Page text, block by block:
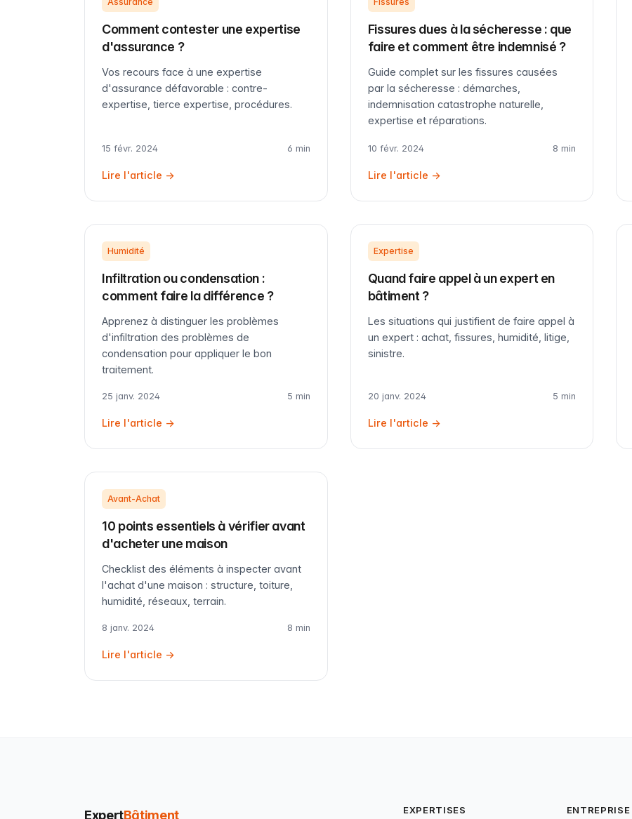
Comment contester une expertise
d'assurance ?
Vos recours face à une expertise
d'assurance défavorable : contre-
expertise, tierce expertise, procédures.
15 févr. 2024 6 min
Lire l'article →
Fissures dues à la sécheresse : que
faire et comment être indemnisé ?
Guide complet sur les fissures causées
par la sécheresse : démarches,
indemnisation catastrophe naturelle,
expertise et réparations.
10 févr. 2024 8 min
Lire l'article →
Humidité
Infiltration ou condensation :
comment faire la différence ?
Apprenez à distinguer les problèmes
d'infiltration des problèmes de
condensation pour appliquer le bon
traitement.
25 janv. 2024 5 min
Lire l'article →
Expertise
Quand faire appel à un expert en
bâtiment ?
Les situations qui justifient de faire appel à
un expert : achat, fissures, humidité, litige,
sinistre.
20 janv. 2024 5 min
Lire l'article →
Avant-Achat
10 points essentiels à vérifier avant
d'acheter une maison
Checklist des éléments à inspecter avant
l'achat d'une maison : structure, toiture,
humidité, réseaux, terrain.
8 janv. 2024 8 min
Lire l'article →
ExpertBâtiment EXPERTISES ENTREPRISE